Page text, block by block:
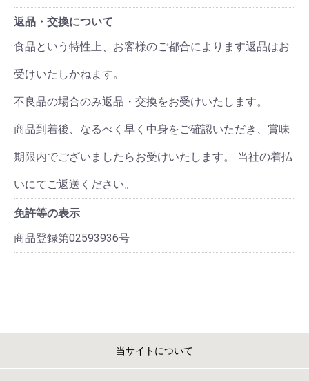
返品・交換について
食品という特性上、お客様のご都合によります返品はお
受けいたしかねます。
不良品の場合のみ返品・交換をお受けいたします。
商品到着後、なるべく早く中身をご確認いただき、賞味
期限内でございましたらお受けいたします。 当社の着払
いにてご返送ください。
免許等の表示
商品登録第02593936号
当サイトについて